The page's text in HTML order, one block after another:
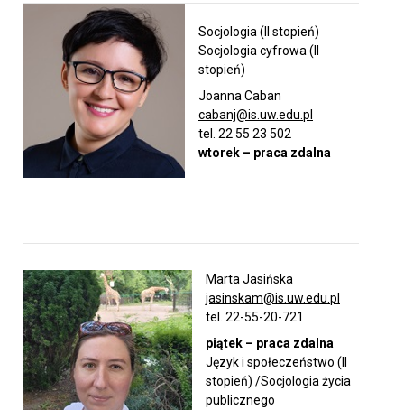
Harmonogram sesji
IT / Oprogramowanie
Mobilność – Erasmus
Konkursy na prace dyplomowe
Raport samooceny
Socjologia (II stopień)
Socjologia cyfrowa (II
stopień)
Joanna Caban
cabanj@is.uw.edu.pl
tel. 22 55 23 502
wtorek – praca zdalna
Marta Jasińska
jasinskam@is.uw.edu.pl
tel. 22-55-20-721
piątek – praca zdalna
Język i społeczeństwo (II
stopień) /Socjologia życia
publicznego